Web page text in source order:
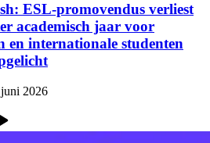
ESL-promovendus verliest
academisch jaar voor
en internationale studenten
2026